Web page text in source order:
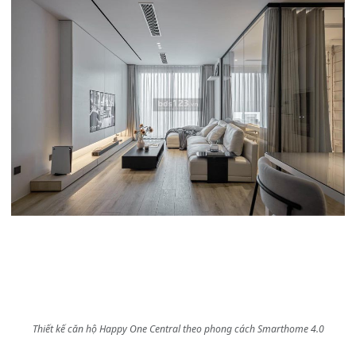
Thiết kế căn hộ Happy One Central theo phong cách Smarthome 4.0